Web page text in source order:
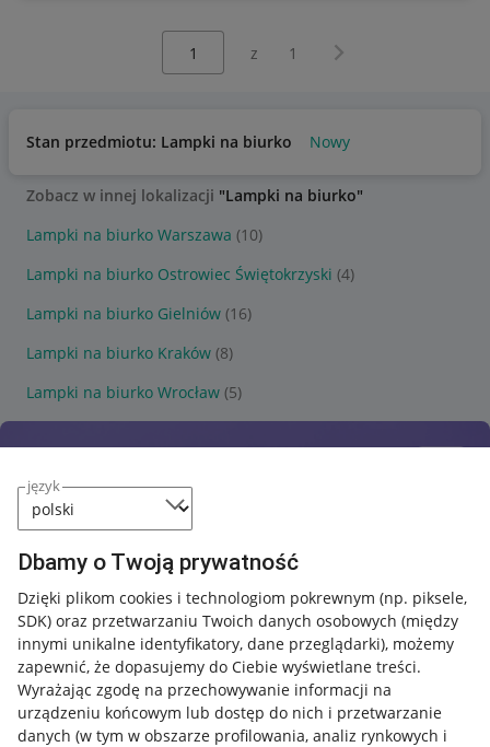
język
Dbamy o Twoją prywatność
Dzięki plikom cookies i technologiom pokrewnym (np. piksele,
SDK) oraz przetwarzaniu Twoich danych osobowych (między
innymi unikalne identyfikatory, dane przeglądarki), możemy
zapewnić, że dopasujemy do Ciebie wyświetlane treści.
Wyrażając zgodę na przechowywanie informacji na
urządzeniu końcowym lub dostęp do nich i przetwarzanie
danych (w tym w obszarze profilowania, analiz rynkowych i
z 1 Następna strona
Stan przedmiotu: Lampki na biurko Nowy
Zobacz w innej lokalizacji "Lampki na biurko"
Lampki na biurko Warszawa (10)
Lampki na biurko Ostrowiec Świętokrzyski (4)
Lampki na biurko Gielniów (16)
Lampki na biurko Kraków (8)
Lampki na biurko Wrocław (5)